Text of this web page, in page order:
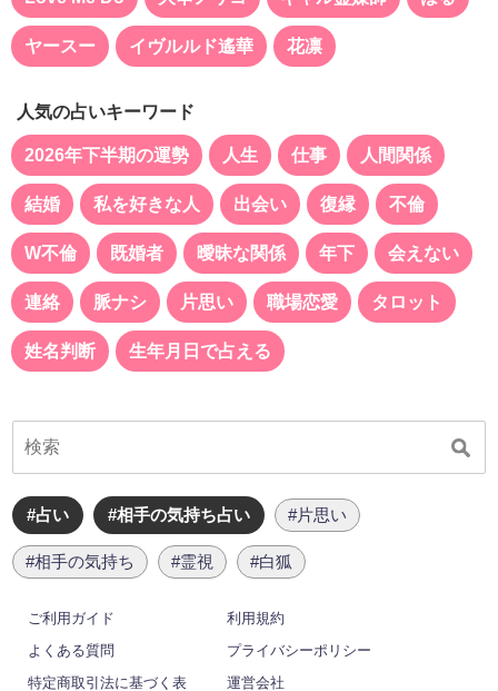
ヤースー イヴルルド遙華 花凛
人気の占いキーワード
2026年下半期の運勢 人生 仕事 人間関係
結婚 私を好きな人 出会い 復縁 不倫
W不倫 既婚者 曖昧な関係 年下 会えない
連絡 脈ナシ 片思い 職場恋愛 タロット
姓名判断 生年月日で占える
#占い #相手の気持ち占い #片思い
#相手の気持ち #霊視 #白狐
ご利用ガイド
利用規約
よくある質問
プライバシーポリシー
特定商取引法に基づく表
運営会社